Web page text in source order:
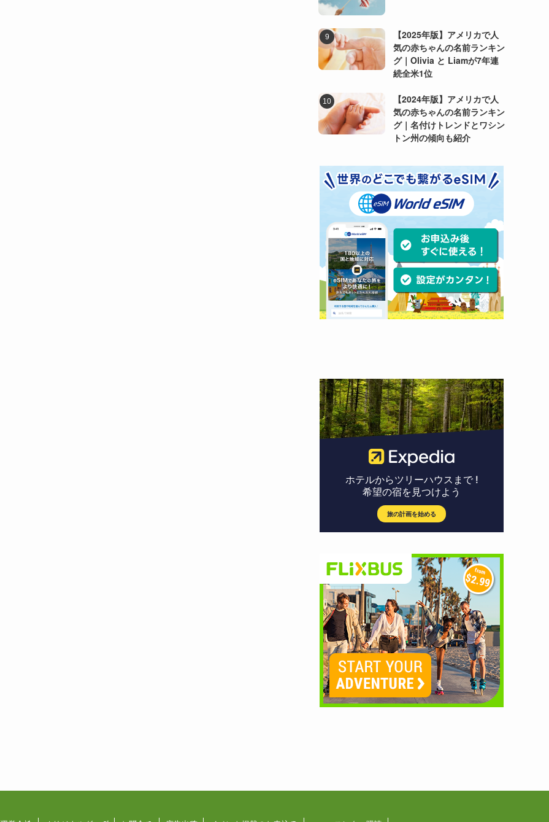
【2025年版】アメリカで人
気の赤ちゃんの名前ランキン
グ｜Olivia と Liamが7年連
続全米1位
【2024年版】アメリカで人
気の赤ちゃんの名前ランキン
グ｜名付けトレンドとワシン
トン州の傾向も紹介